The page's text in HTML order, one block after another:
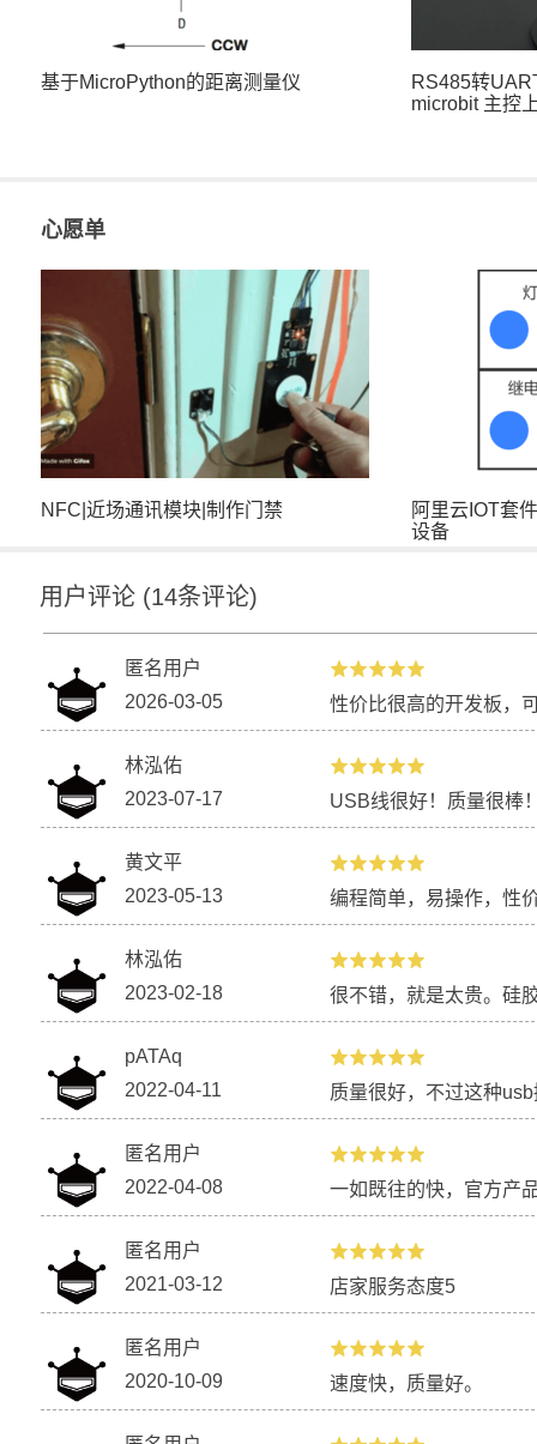
基于MicroPython的距离测量仪
RS485转
microbit 主控
快速制作一个精确受控的机械臂 NFC|近场通
【chocho精品】“吃”钱币的机器人
【Firebeetle
[防水 DS18B20 传感器套件 教程_2] 陪
3D打印自动浇
心跳眼镜
心愿单
NFC|近场通讯模块|制作门禁
阿里云IOT套
设备
用户评论 (14条评论)
匿名用户
2026-03-05
性价比很高的开发板，
林泓佑
2023-07-17
USB线很好！质量很棒
黄文平
2023-05-13
编程简单，易操作，性
林泓佑
2023-02-18
很不错，就是太贵。硅
pATAq
2022-04-11
质量很好，不过这种
匿名用户
2022-04-08
一如既往的快，官方产
匿名用户
2021-03-12
店家服务态度5
匿名用户
2020-10-09
速度快，质量好。